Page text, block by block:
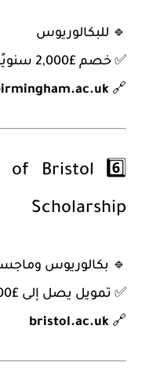
🔹 للبكالوريوس
✅ خصم £2,000 سنويًا لمدة 4 سنوات
🔗
6️⃣
of Bristol
Scholarship
🔹 بكالوريوس
✅ تمويل يصل إلى £20,000
🔗
bristol.ac.uk